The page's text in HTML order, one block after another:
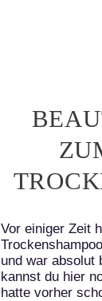
Vor einiger Zeit
und war absolut
kannst du hier
hatte vorher